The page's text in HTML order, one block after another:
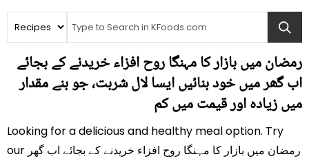
رمضان میں بازار کا مہنگا روح افزاء خریدنے کے بجائے
اب گھر میں خود بنائیں ایسا لال شربت، جو بنے مقدار
میں زیادہ اور قیمت میں کم
Looking for a delicious and healthy meal option. Try
our رمضان میں بازار کا مہنگا روح افزاء خریدنے کے بجائے اب گھر